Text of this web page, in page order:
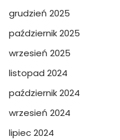
grudzień 2025
październik 2025
wrzesień 2025
listopad 2024
październik 2024
wrzesień 2024
lipiec 2024